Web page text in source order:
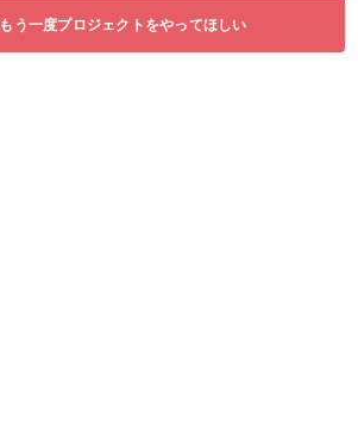
もう一度プロジェクトをやってほしい